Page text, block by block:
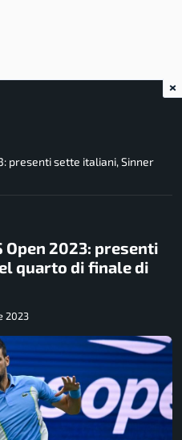
presenti sette italiani, Sinner
Open 2023: presenti
quarto di finale di
2023
×